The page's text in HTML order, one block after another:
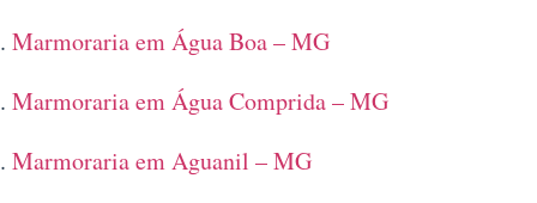
Marmoraria em Água Boa – MG
Marmoraria em Água Comprida – MG
Marmoraria em Aguanil – MG